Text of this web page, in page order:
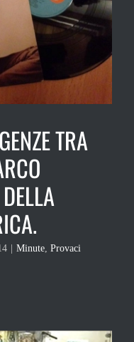
TRA
| Minute Provaci